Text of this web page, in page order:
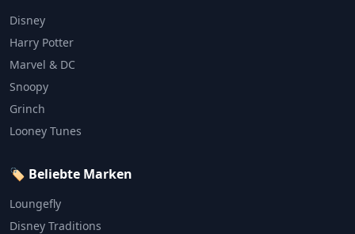
Disney
Harry Potter
Marvel & DC
Snoopy
Grinch
Looney Tunes
🏷️ Beliebte Marken
Loungefly
Disney Traditions